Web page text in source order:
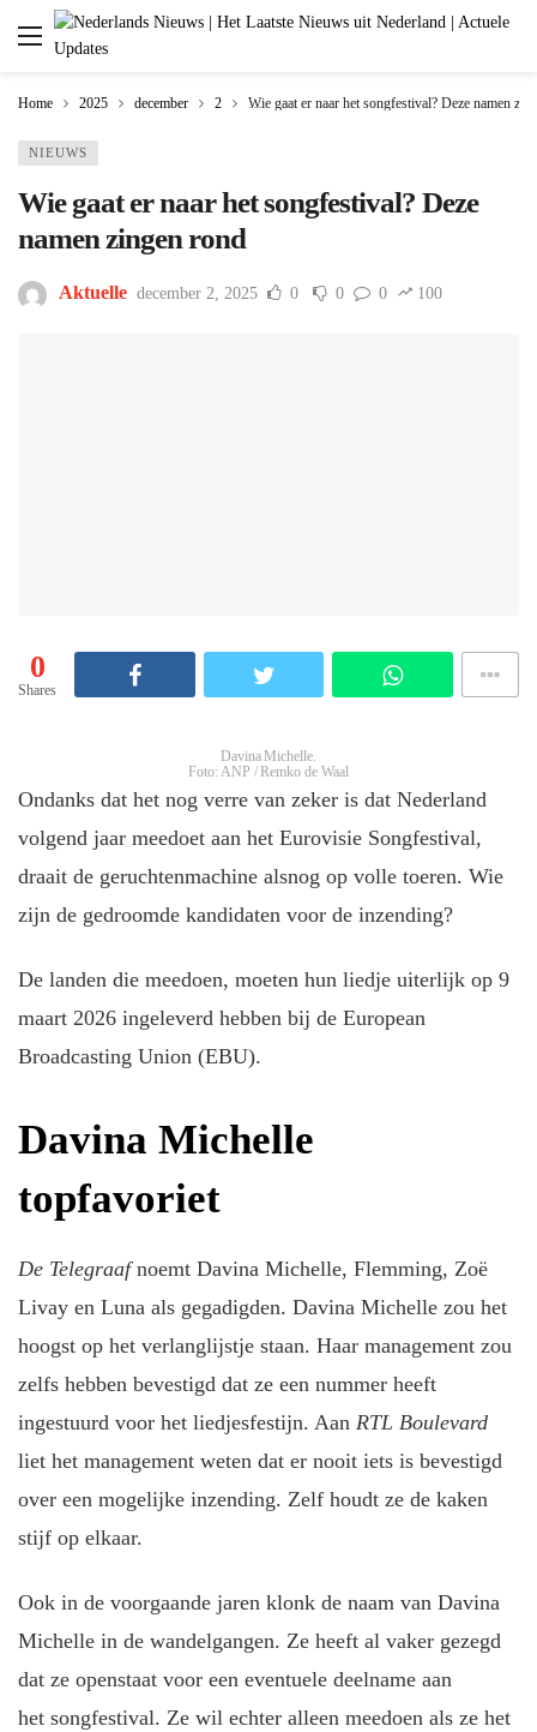
Home 2025 december 2 Wie gaat er naar het songfestival? Deze namen
NIEUWS
Wie gaat er naar het songfestival? Deze
namen zingen rond
Aktuelle december 2, 2025 0 0 0 100
0
Shares
Davina Michelle.
Foto: ANP / Remko de Waal
Ondanks dat het nog verre van zeker is dat Nederland
volgend jaar meedoet aan het Eurovisie Songfestival,
draait de geruchtenmachine alsnog op volle toeren. Wie
zijn de gedroomde kandidaten voor de inzending?
De landen die meedoen, moeten hun liedje uiterlijk op 9
maart 2026 ingeleverd hebben bij de European
Broadcasting Union (EBU).
Davina Michelle
topfavoriet
De Telegraafnoemt Davina Michelle, Flemming, Zoë
Livay en Luna als gegadigden. Davina Michelle zou het
hoogst op het verlanglijstje staan. Haar management zou
zelfs hebben bevestigd dat ze een nummer heeft
ingestuurd voor het liedjesfestijn. Aan RTL Boulevard
liet het management weten dat er nooit iets is bevestigd
over een mogelijke inzending. Zelf houdt ze de kaken
stijf op elkaar.
Ook in de voorgaande jaren klonk de naam van Davina
Michelle in de wandelgangen. Ze heeft al vaker gezegd
dat ze openstaat voor een eventuele deelname aan
het songfestival. Ze wil echter alleen meedoen als ze het